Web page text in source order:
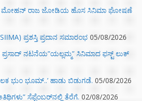
ಮೋಹನ್ ರಾಜ ಜೋಡಿಯ ಹೊಸ ಸಿನಿಮಾ ಘೋಷಣೆ
ಪ್ರಶಸ್ತಿ ಪ್ರದಾನ ಸಮಾರಂಭ 05/08/2026
ಪ್ರಸಾದ್ ನಟನೆಯ”ಯಲ್ಲಮ್ಮ” ಸಿನಿಮಾದ ಫಸ್ಟ್‌ ಲುಕ್‌
ಭುಂ‌ ಭೂಮ್..’ ಹಾಡು ಬಿಡುಗಡೆ. 05/08/2026
ಸೆಪ್ಟೆಂಬರ್‌ನಲ್ಲಿ ತೆರೆಗೆ. 02/08/2026